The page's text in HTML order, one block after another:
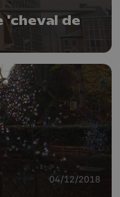
'cheval de
04/12/2018